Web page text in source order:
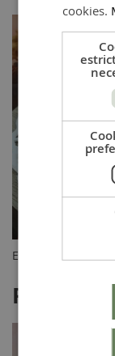
Encuéntralo
cookies.